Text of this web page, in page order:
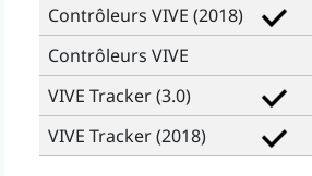
Contrôleurs VIVE (2018)
Contrôleurs VIVE
VIVE Tracker (3.0)
VIVE Tracker (2018)